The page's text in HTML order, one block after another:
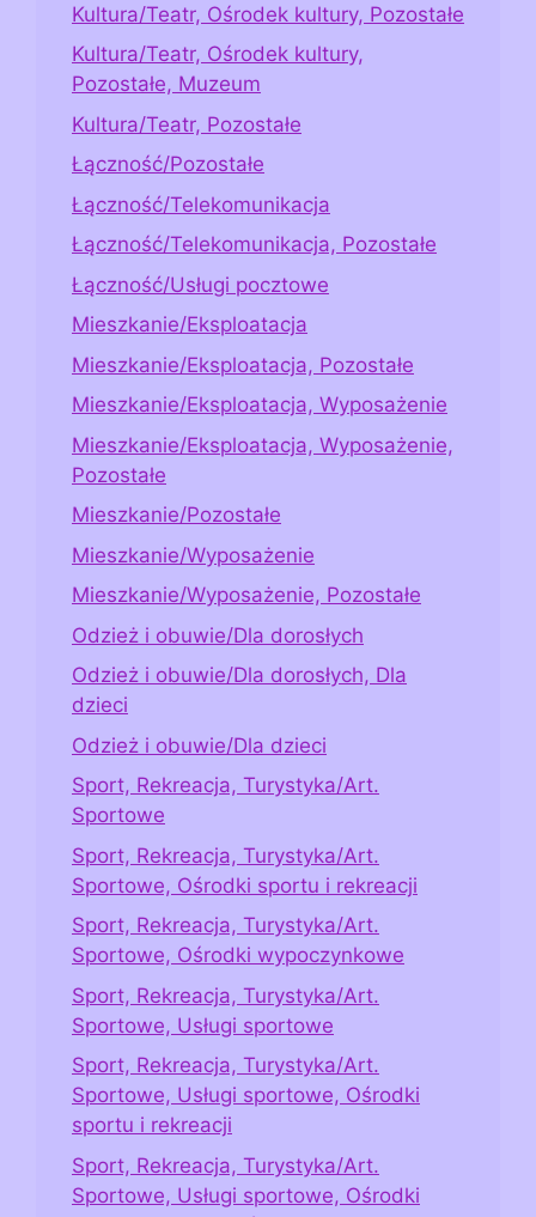
Kultura/Teatr, Ośrodek kultury, Pozostałe
Kultura/Teatr, Ośrodek kultury,
Pozostałe, Muzeum
Kultura/Teatr, Pozostałe
Łączność/Pozostałe
Łączność/Telekomunikacja
Łączność/Telekomunikacja, Pozostałe
Łączność/Usługi pocztowe
Mieszkanie/Eksploatacja
Mieszkanie/Eksploatacja, Pozostałe
Mieszkanie/Eksploatacja, Wyposażenie
Mieszkanie/Eksploatacja, Wyposażenie,
Pozostałe
Mieszkanie/Pozostałe
Mieszkanie/Wyposażenie
Mieszkanie/Wyposażenie, Pozostałe
Odzież i obuwie/Dla dorosłych
Odzież i obuwie/Dla dorosłych, Dla
dzieci
Odzież i obuwie/Dla dzieci
Sport, Rekreacja, Turystyka/Art.
Sportowe
Sport, Rekreacja, Turystyka/Art.
Sportowe, Ośrodki sportu i rekreacji
Sport, Rekreacja, Turystyka/Art.
Sportowe, Ośrodki wypoczynkowe
Sport, Rekreacja, Turystyka/Art.
Sportowe, Usługi sportowe
Sport, Rekreacja, Turystyka/Art.
Sportowe, Usługi sportowe, Ośrodki
sportu i rekreacji
Sport, Rekreacja, Turystyka/Art.
Sportowe, Usługi sportowe, Ośrodki